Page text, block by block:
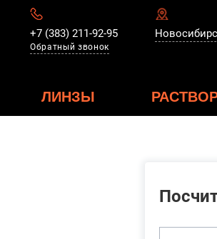
+7 (383) 211-92-95
Обратный звонок
ЛИНЗЫ